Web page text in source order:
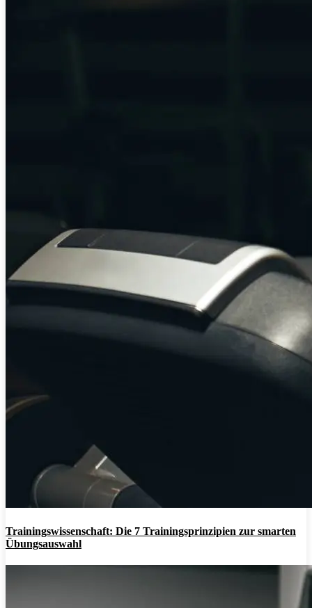
Trainingswissenschaft: Die 7 Trainingsprinzipien zur smarten
Übungsauswahl